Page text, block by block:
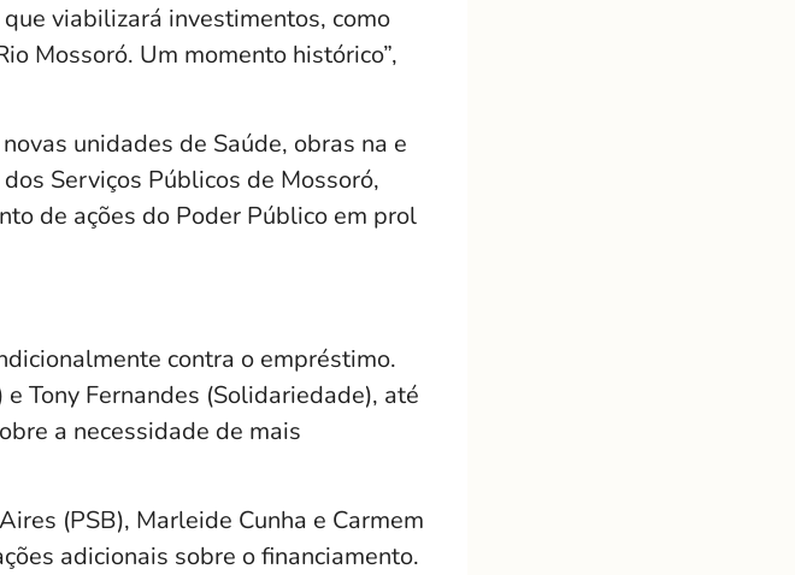
viabilizará investimentos, como
Mossoró. Um momento histórico”,
unidades de Saúde, obras na e
Serviços Públicos de Mossoró,
de ações do Poder Público em prol
contra o empréstimo.
Tony Fernandes (Solidariedade), até
a necessidade de mais
(PSB), Marleide Cunha e Carmem
adicionais sobre o financiamento.